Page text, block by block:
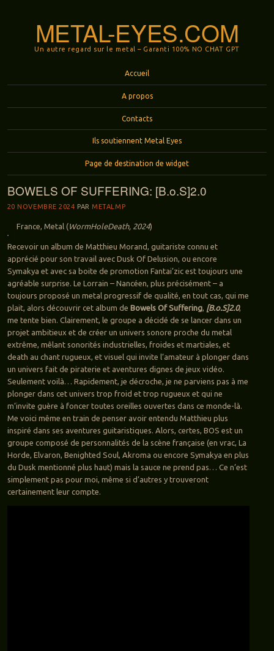
METAL-EYES.COM
Un autre regard sur le metal – Garanti 100% NO CHAT GPT
Accueil
A propos
Contacts
Ils soutiennent Metal Eyes
Page de destination de widget
BOWELS OF SUFFERING: [B.o.S]2.0
20 NOVEMBRE 2024 PAR METALMP
France, Metal (WormHoleDeath, 2024)
Recevoir un album de Matthieu Morand, guitariste connu et
apprécié pour son travail avec Dusk Of Delusion, ou encore
Symakya et avec sa boite de promotion Fantai’zic est toujours une
agréable surprise. Le Lorrain – Nancéen, plus précisément – a
toujours proposé un metal progressif de qualité, en tout cas, qui me
plait, alors découvrir cet album de Bowels Of Suffering, [B.o.S]2.0,
me tente bien. Clairement, le groupe a décidé de se lancer dans un
projet ambitieux et de créer un univers sonore proche du metal
extrême, mêlant sonorités industrielles, froides et martiales, et
death au chant rugueux, et visuel qui invite l’amateur à plonger dans
un univers fait de piraterie et aventures dignes de jeux vidéo.
Seulement voilà… Rapidement, je décroche, je ne parviens pas à me
plonger dans cet univers trop froid et trop rugueux et qui ne
m’invite guère à foncer toutes oreilles ouvertes dans ce monde-là.
Me voici même en train de penser avoir entendu Matthieu plus
inspiré dans ses aventures guitaristiques. Alors, certes, BOS est un
groupe composé de personnalités de la scène française (en vrac, La
Horde, Elvaron, Benighted Soul, Akroma ou encore Symakya en plus
du Dusk mentionné plus haut) mais la sauce ne prend pas… Ce n’est
simplement pas pour moi, même si d’autres y trouveront
certainement leur compte.